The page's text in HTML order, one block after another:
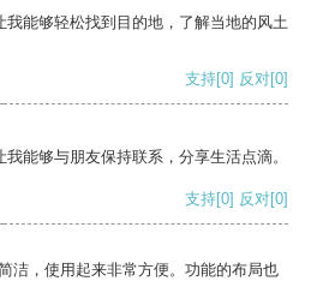
能够轻松找到目的地，了解当地的风土
支持[0] 反对[0]
能够与朋友保持联系，分享生活点滴。
支持[0] 反对[0]
洁，使用起来非常方便。功能的布局也